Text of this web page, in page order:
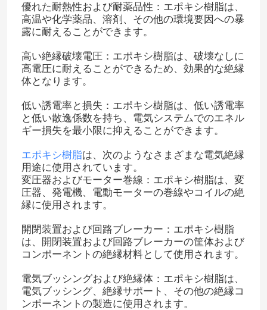
優れた耐熱性および耐薬品性：エポキシ樹脂は、
高温や化学薬品、溶剤、その他の環境要因への暴
露に耐えることができます。
高い絶縁破壊電圧：エポキシ樹脂は、破壊なしに
高電圧に耐えることができるため、効果的な絶縁
体となります。
低い誘電率と損失：エポキシ樹脂は、低い誘電率
と低い散逸係数を持ち、電気システムでのエネル
ギー損失を最小限に抑えることができます。
エポキシ樹脂は、次のようなさまざまな電気絶縁
用途に使用されています。
変圧器およびモーター巻線：エポキシ樹脂は、変
圧器、発電機、電動モーターの巻線やコイルの絶
縁に使用されます。
開閉装置および回路ブレーカー：エポキシ樹脂
は、開閉装置および回路ブレーカーの筐体および
コンポーネントの絶縁材料として使用されます。
電気ブッシングおよび絶縁体：エポキシ樹脂は、
電気ブッシング、絶縁サポート、その他の絶縁コ
ンポーネントの製造に使用されます。